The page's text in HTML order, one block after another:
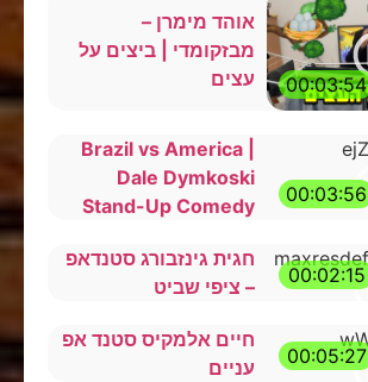
00:03:54
אוהד מימרן –
מבזקומדי | ביצים על
עצים
00:03:56
Brazil vs America |
Dale Dymkoski
Stand-Up Comedy
00:02:15
חגית גינזבורג סטנדאפ
– ציפי שביט
00:05:27
חיים אלמקיס סטנד אפ
עניים